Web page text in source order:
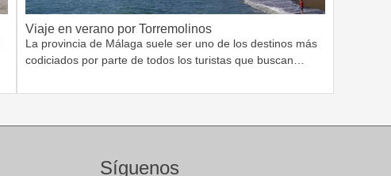
Viaje en verano por Torremolinos
La provincia de Málaga suele ser uno de los destinos más
codiciados por parte de todos los turistas que buscan…
Síguenos